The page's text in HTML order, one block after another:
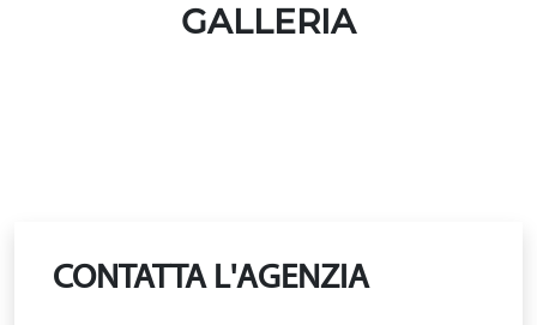
GALLERIA
CONTATTA L'AGENZIA